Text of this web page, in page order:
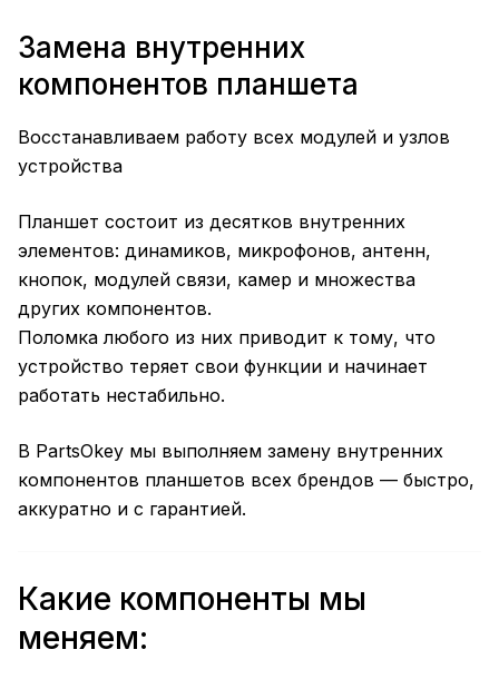
Замена внутренних
компонентов планшета
Восстанавливаем работу всех модулей и узлов
устройства
Планшет состоит из десятков внутренних
элементов: динамиков, микрофонов, антенн,
кнопок, модулей связи, камер и множества
других компонентов.
Поломка любого из них приводит к тому, что
устройство теряет свои функции и начинает
работать нестабильно.
В PartsOkey мы выполняем замену внутренних
компонентов планшетов всех брендов — быстро,
аккуратно и с гарантией.
Какие компоненты мы
меняем: